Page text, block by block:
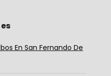
En San Fernando De